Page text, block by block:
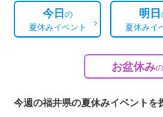
今日の
夏休みイベント
明日
夏休みイ
お盆休みの
今週の福井県の夏休みイベントを